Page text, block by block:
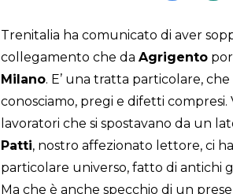
Trenitalia ha comunicato di aver
collegamento che da Agrigento
Milano. E’ una tratta particolare,
conosciamo, pregi e difetti compresi.
lavoratori che si spostavano da un
Patti, nostro affezionato lettore, ci
particolare universo, fatto di antichi
Ma che è anche specchio di un